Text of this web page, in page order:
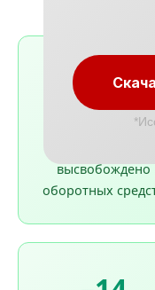
7,5 млн
высвобождено
оборотных